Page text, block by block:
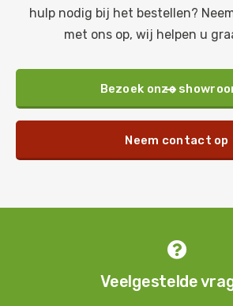
hulp nodig bij het bestellen?
met ons op, wij helpen u
Neem contact op
Bezoek onze


Veelgestelde